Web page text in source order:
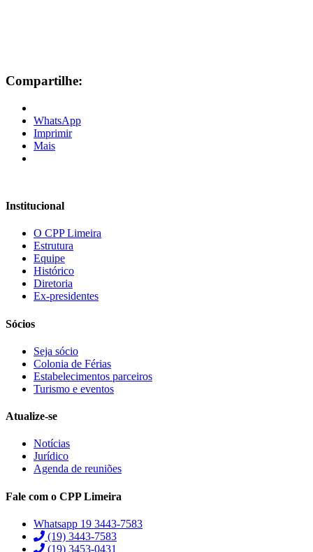
Compartilhe:
WhatsApp
Imprimir
Mais
Institucional
O CPP Limeira
Estrutura
Equipe
Histórico
Diretoria
Ex-presidentes
Sócios
Seja sócio
Colonia de Férias
Estabelecimentos parceiros
Turismo e eventos
Atualize-se
Notícias
Jurídico
Agenda de reuniões
Fale com o CPP Limeira
Whatsapp 19 3443-7583
(19) 3443-7583
(19) 3453-0431